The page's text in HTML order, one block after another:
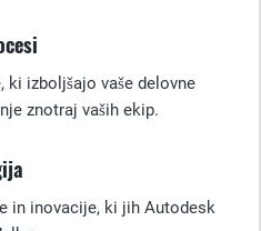
ki izboljšajo vaše delovne
znotraj vaših ekip.
in inovacije, ki jih Autodesk